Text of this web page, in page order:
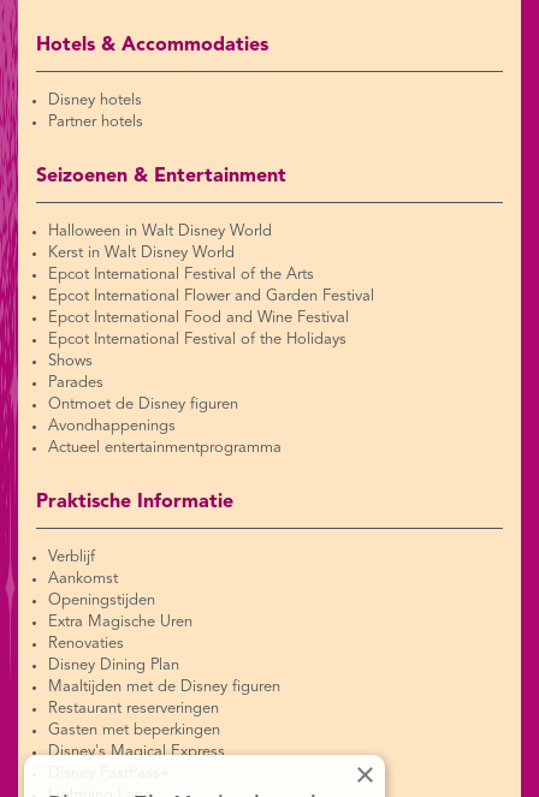
Hotels & Accommodaties
Disney hotels
Partner hotels
Seizoenen & Entertainment
Halloween in Walt Disney World
Kerst in Walt Disney World
Epcot International Festival of the Arts
Epcot International Flower and Garden Festival
Epcot International Food and Wine Festival
Epcot International Festival of the Holidays
Shows
Parades
Ontmoet de Disney figuren
Avondhappenings
Actueel entertainmentprogramma
Praktische Informatie
Verblijf
Aankomst
Openingstijden
Extra Magische Uren
Renovaties
Disney Dining Plan
Maaltijden met de Disney figuren
Restaurant reserveringen
Gasten met beperkingen
Disney's Magical Express
×